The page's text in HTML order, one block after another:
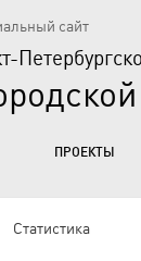
сайт
ПРОЕКТЫ
Статистика